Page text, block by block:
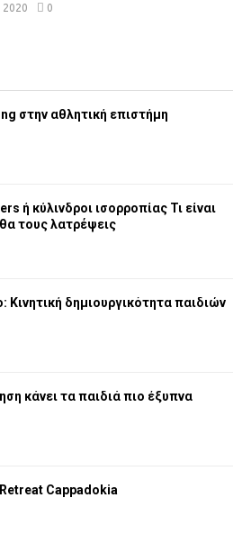
2020 0
στην αθλητική επιστήμη
ή κύλινδροι ισορροπίας Τι είναι
θα τους λατρέψεις
Κινητική δημιουργικότητα παιδιών
κάνει τα παιδιά πιο έξυπνα
Cappadokia